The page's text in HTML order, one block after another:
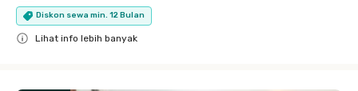
Diskon sewa min. 12 Bulan
Lihat info lebih banyak